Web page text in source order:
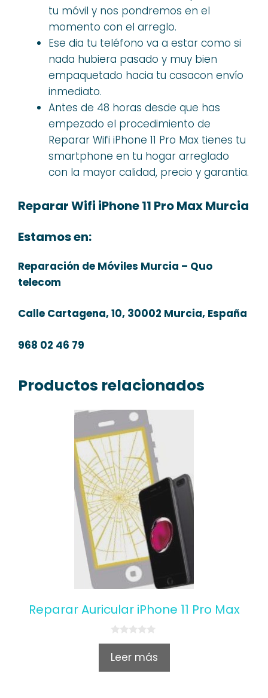
tu móvil y nos pondremos en el
momento con el arreglo.
Ese dia tu teléfono va a estar como si
nada hubiera pasado y muy bien
empaquetado hacia tu casacon envío
inmediato.
Antes de 48 horas desde que has
empezado el procedimiento de
Reparar Wifi iPhone 11 Pro Max tienes tu
smartphone en tu hogar arreglado
con la mayor calidad, precio y garantia.
Reparar Wifi iPhone 11 Pro Max Murcia
Estamos en:
Reparación de Móviles Murcia – Quo
telecom
Calle Cartagena, 10, 30002 Murcia, España
968 02 46 79
Productos relacionados
Reparar Auricular iPhone 11 Pro Max
0
u
Leer más